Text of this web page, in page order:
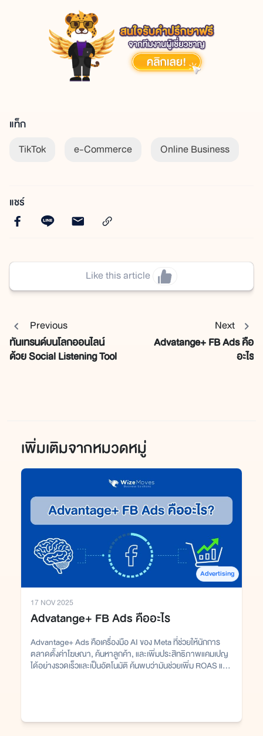
แท็ก
TikTok
e-Commerce Online Business
แชร์
Like this article
Previous
ทันเทรนด์บนโลกออนไลน์
ด้วย Social Listening Tool
Next
Advatange+ FB Ads คือ
อะไร
เพิ่มเติมจากหมวดหมู่
Advertising
17 NOV 2025
Advatange+ FB Ads คืออะไร
Advantage+ Ads คือเครื่องมือ AI ของ Meta ที่ช่วยให้นักการ
ตลาดตั้งค่าโฆษณา, ค้นหาลูกค้า, และเพิ่มประสิทธิภาพแคมเปญ
ได้อย่างรวดเร็วและเป็นอัตโนมัติ ค้นพบว่ามันช่วยเพิ่ม ROAS และ